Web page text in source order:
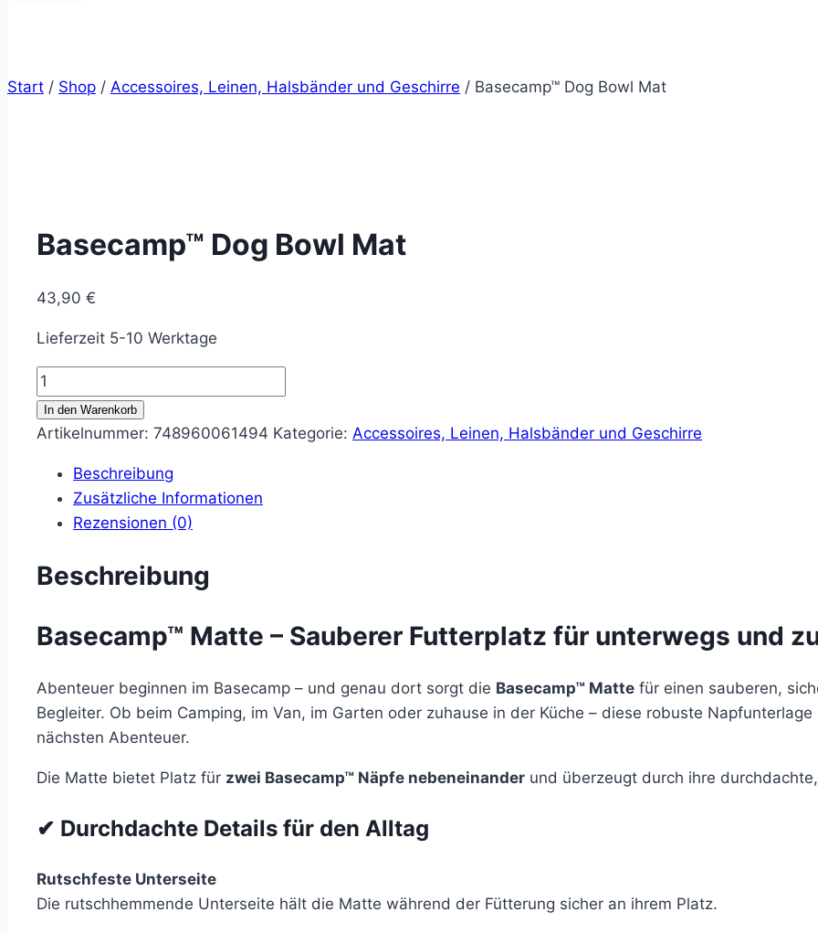
Start / Shop / Accessoires, Leinen, Halsbänder und Geschirre / Basecamp™ Dog Bowl Mat
Basecamp™ Dog Bowl Mat
43,90 €
Lieferzeit 5-10 Werktage
Basecamp™
Dog
Bowl
Menge
In den Warenkorb
Artikelnummer: 748960061494 Kategorie: Accessoires, Leinen, Halsbänder und Geschirre
Beschreibung
Zusätzliche Informationen
Rezensionen (0)
Beschreibung
Basecamp™ Matte – Sauberer Futterplatz für unterwegs und
Abenteuer beginnen im Basecamp – und genau dort sorgt die Basecamp™ Matte für einen sauberen,
Begleiter. Ob beim Camping, im Van, im Garten oder zuhause in der Küche – diese robuste
nächsten Abenteuer.
Die Matte bietet Platz für zwei Basecamp™ Näpfe nebeneinander und überzeugt durch ihre
✔ Durchdachte Details für den Alltag
Rutschfeste Unterseite
Die rutschhemmende Unterseite hält die Matte während der Fütterung sicher an ihrem Platz.